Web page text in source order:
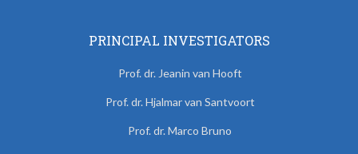
PRINCIPAL INVESTIGATORS
Prof. dr. Jeanin van Hooft
Prof. dr. Hjalmar van Santvoort
Prof. dr. Marco Bruno